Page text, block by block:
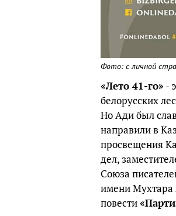
Фото: с личной
«Лето 41-го» -
белорусских
Но Ади был
направили в
просвещения
дел,
Союза
имени Мухтара
повести